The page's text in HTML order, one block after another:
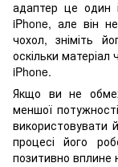
адаптер це один
iPhone, але він
чохол, зніміть
оскільки
iPhone.
Якщо ви не
меншої
використовувати
процесі його
позитивно вплине